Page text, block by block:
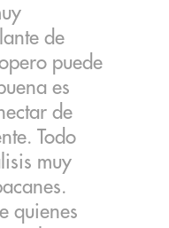
de
puede
es
de
Todo
muy
quienes